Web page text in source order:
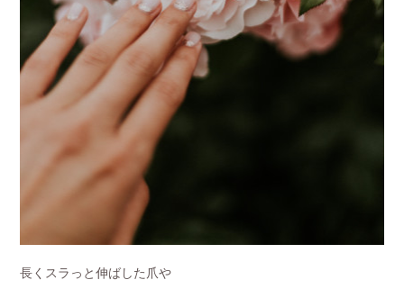
長くスラっと伸ばした爪や